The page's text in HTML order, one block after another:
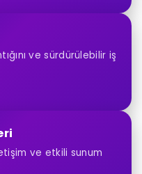
ve sürdürülebilir iş
ve etkili sunum